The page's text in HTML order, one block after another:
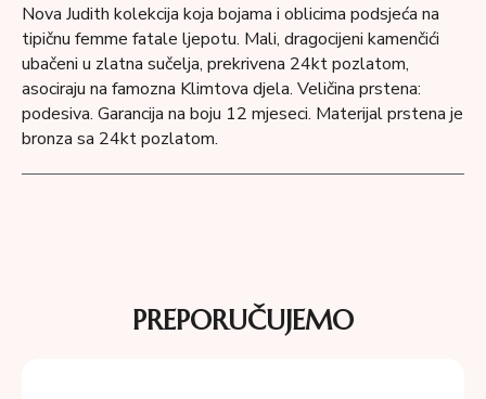
Nova Judith kolekcija koja bojama i oblicima podsjeća na
tipičnu femme fatale ljepotu. Mali, dragocijeni kamenčići
ubačeni u zlatna sučelja, prekrivena 24kt pozlatom,
asociraju na famozna Klimtova djela. Veličina prstena:
podesiva. Garancija na boju 12 mjeseci. Materijal prstena je
bronza sa 24kt pozlatom.
PREPORUČUJEMO